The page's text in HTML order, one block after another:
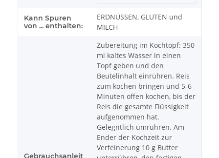
Kann Spuren
von ... enthalten:
ERDNÜSSEN, GLUTEN und
MILCH
Gebrauchsanleit
Zubereitung im Kochtopf: 350
ml kaltes Wasser in einen
Topf geben und den
Beutelinhalt einrühren. Reis
zum kochen bringen und 5-6
Minuten offen kochen, bis der
Reis die gesamte Flüssigkeit
aufgenommen hat.
Gelegntlich umrühren. Am
Ender der Kochzeit zur
Verfeinerung 10 g Butter